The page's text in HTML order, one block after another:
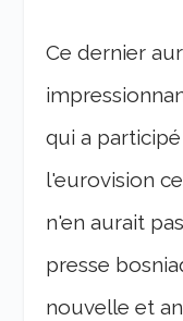
Ce dernier
qui a
l'eurovision
n'en aurait
presse
nouvelle et